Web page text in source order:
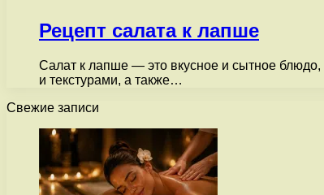
Рецепт салата к лапше
Салат к лапше — это вкусное и сытное блюдо,
и текстурами, а также…
Свежие записи